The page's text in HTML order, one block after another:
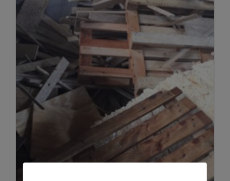
Optionen
können
auf
der
Produktseite
gewählt
werden